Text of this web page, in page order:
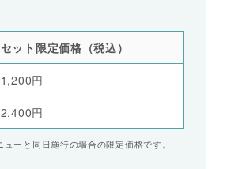
セット限定価格（税込）
1,200円
2,400円
ーと同日施行の場合の限定価格です。